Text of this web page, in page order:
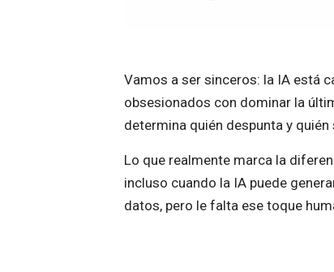
Vamos a ser sinceros: la IA está
obsesionados con dominar la
determina quién despunta y quién
Lo que realmente marca la
incluso cuando la IA puede
datos, pero le falta ese toque